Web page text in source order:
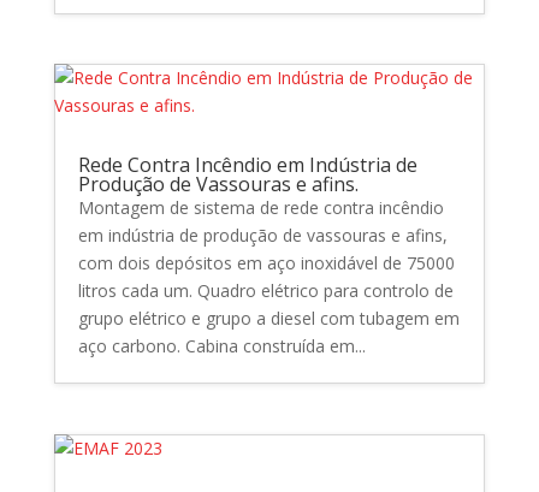
Rede Contra Incêndio em Indústria de
Produção de Vassouras e afins.
Montagem de sistema de rede contra incêndio
em indústria de produção de vassouras e afins,
com dois depósitos em aço inoxidável de 75000
litros cada um. Quadro elétrico para controlo de
grupo elétrico e grupo a diesel com tubagem em
aço carbono. Cabina construída em...